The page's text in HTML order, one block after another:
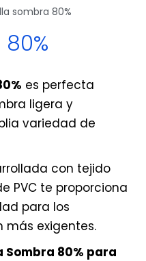
sombra 80%
es perfecta
ligera y
variedad de
con tejido
PVC te proporciona
para los
más exigentes.
Sombra 80% para